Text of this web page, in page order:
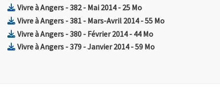
Vivre à Angers - 382 - Mai 2014, Fichier au format Zip
- 25 Mo, Ouvre une nouvelle
Vivre à Angers - 381 - Mars-Avril 2014, Fichier au format Zip
- 55 Mo, Ouvre une
Vivre à Angers - 380 - Février 2014, Fichier au format Zip
- 44 Mo, Ouvre une
Vivre à Angers - 379 - Janvier 2014, Fichier au format Zip
- 59 Mo, Ouvre une